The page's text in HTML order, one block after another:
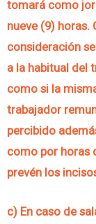
tomará como
nueve (9) horas.
consideración
a la habitual del
como si la
trabajador
percibido
como por horas
prevén los
c) En caso de